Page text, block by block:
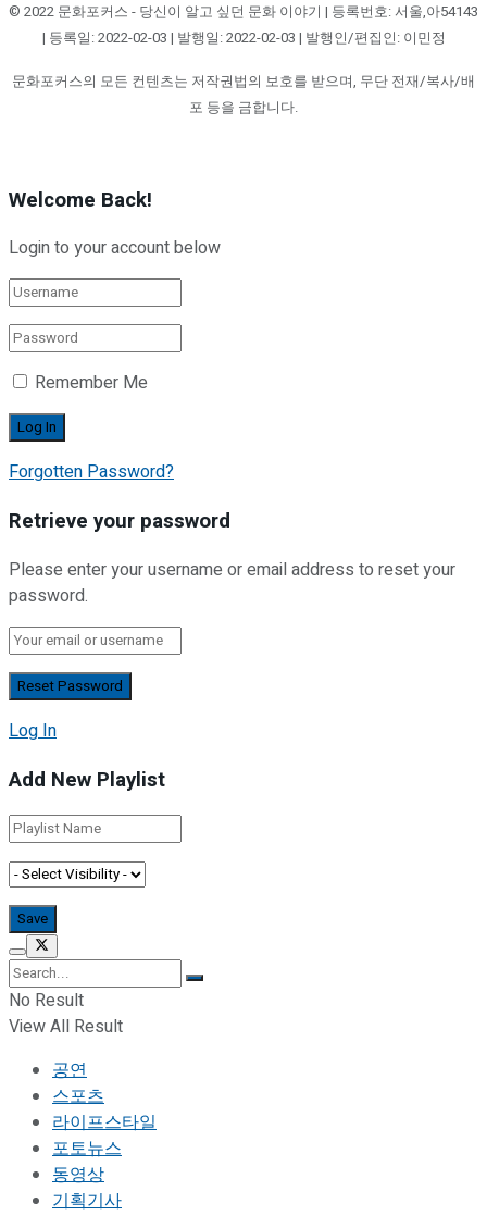
© 2022 문화포커스 - 당신이 알고 싶던 문화 이야기 | 등록번호: 서울,아54143
| 등록일: 2022-02-03 | 발행일: 2022-02-03 | 발행인/편집인: 이민정
문화포커스의 모든 컨텐츠는 저작권법의 보호를 받으며, 무단 전재/복사/배
포 등을 금합니다.
Welcome Back!
Login to your account below
Remember Me
Forgotten Password?
Retrieve your password
Please enter your username or email address to reset your
password.
Log In
Add New Playlist
No Result
View All Result
공연
스포츠
라이프스타일
포토뉴스
동영상
기획기사